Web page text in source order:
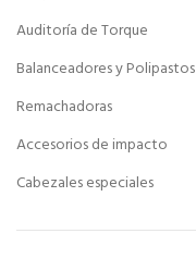
Auditoría de Torque
Balanceadores y Polipastos
Remachadoras
Accesorios de impacto
Cabezales especiales